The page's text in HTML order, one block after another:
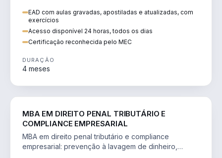
EAD com aulas gravadas, apostiladas e atualizadas, com
exercícios
Acesso disponível 24 horas, todos os dias
Certificação reconhecida pelo MEC
DURAÇÃO
4 meses
MBA EM DIREITO PENAL TRIBUTÁRIO E
COMPLIANCE EMPRESARIAL
MBA em direito penal tributário e compliance
empresarial: prevenção à lavagem de dinheiro,